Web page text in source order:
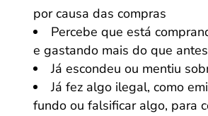
por causa das compras
Percebe que está
e gastando mais do que antes
Já escondeu ou mentiu
Já fez algo ilegal, como
fundo ou falsificar algo, para